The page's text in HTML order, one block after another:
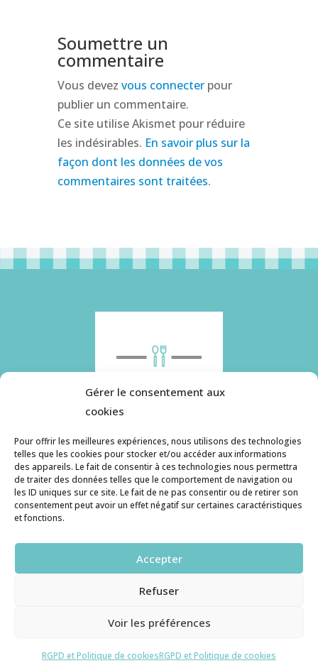
Gérer le consentement aux
cookies
Pour offrir les meilleures expériences, nous utilisons des technologies
telles que les cookies pour stocker et/ou accéder aux informations
des appareils. Le fait de consentir à ces technologies nous permettra
de traiter des données telles que le comportement de navigation ou
les ID uniques sur ce site. Le fait de ne pas consentir ou de retirer son
consentement peut avoir un effet négatif sur certaines caractéristiques
et fonctions.
Accepter
Refuser
Voir les préférences
RGPD et Politique de cookiesRGPD et Politique de cookies
Soumettre un
commentaire
Vous devez vous connecterpour
publier un commentaire.
Ce site utilise Akismet pour réduire
les indésirables. En savoir plus sur la
façon dont les données de vos
commentaires sont traitées.
Histoire de pâtes utilise des cookies. Pour en
savoir plus, ainsi que sur la politique de
confidentialité, cliquez ici.
Contact
histoiredepates@gmail.com